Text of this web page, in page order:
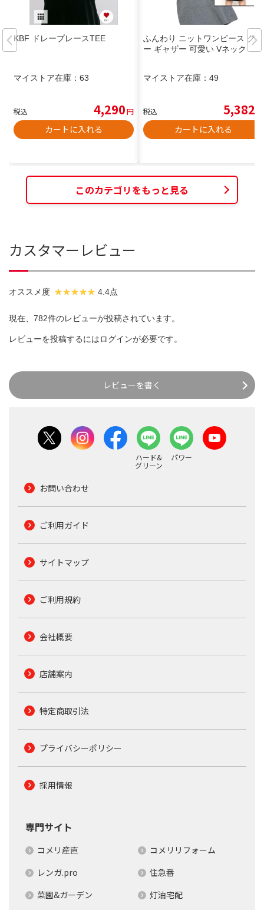
KBF ドレープレースTEE
マイストア在庫： 63
税込 4,290円
カートに入れる
ふんわり ニットワンピース グレ
ー ギャザー 可愛い Vネック
マイストア在庫： 49
税込 5,382
カートに入れる
このカテゴリをもっと見る
カスタマーレビュー
オススメ度 4.4点
現在、782件のレビューが投稿されています。
レビューを投稿するにはログインが必要です。
レビューを書く
ハード&
グリーン
パワー
お問い合わせ
ご利用ガイド
サイトマップ
ご利用規約
会社概要
店舗案内
特定商取引法
プライバシーポリシー
採用情報
専門サイト
コメリ産直
コメリリフォーム
レンガ.pro
住急番
菜園&ガーデン
灯油宅配